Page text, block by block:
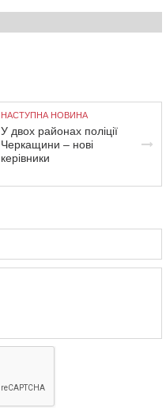
НАСТУПНА НОВИНА
У двох районах поліції
Черкащини – нові
керівники